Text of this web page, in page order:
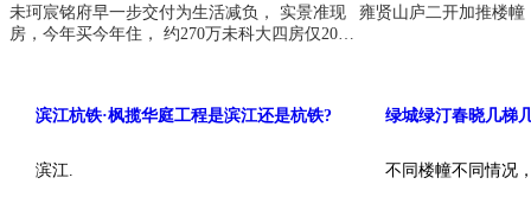
未珂宸铭府早一步交付为生活减负， 实景准现
房，今年买今年住， 约270万未科大四房仅20
雍贤山庐二开加推楼幢
滨江杭铁·枫揽华庭工程是滨江还是杭铁?
滨江.
绿城绿汀春晓几梯
不同楼幢不同情况